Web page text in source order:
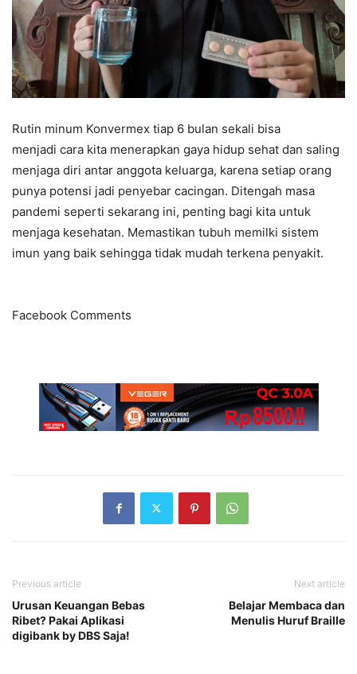
Rutin minum Konvermex tiap 6 bulan sekali bisa
menjadi cara kita menerapkan gaya hidup sehat dan saling
menjaga diri antar anggota keluarga, karena setiap orang
punya potensi jadi penyebar cacingan. Ditengah masa
pandemi seperti sekarang ini, penting bagi kita untuk
menjaga kesehatan. Memastikan tubuh memilki sistem
imun yang baik sehingga tidak mudah terkena penyakit.
Facebook Comments
Previous article
Urusan Keuangan Bebas
Ribet? Pakai Aplikasi
digibank by DBS Saja!
Next article
Belajar Membaca dan
Menulis Huruf Braille